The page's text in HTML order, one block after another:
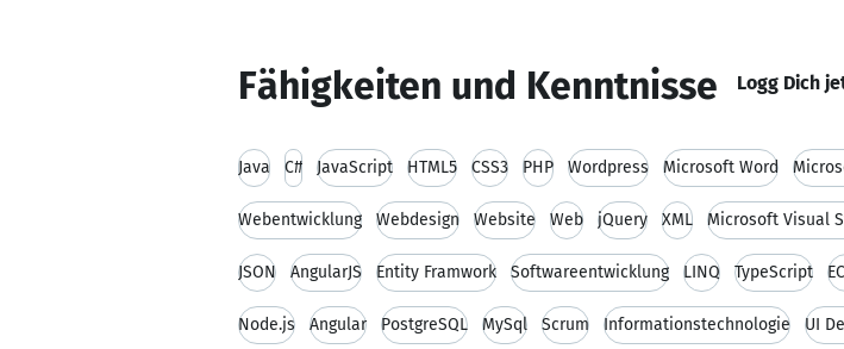
Fähigkeiten und Kenntnisse Logg Dich
Java C# JavaScript HTML5 CSS3 PHP Wordpress Microsoft Word
Webentwicklung Webdesign Website Web jQuery XML Microsoft Visual
JSON AngularJS Entity Framwork Softwareentwicklung LINQ TypeScript
Node.js Angular PostgreSQL MySql Scrum Informationstechnologie UI